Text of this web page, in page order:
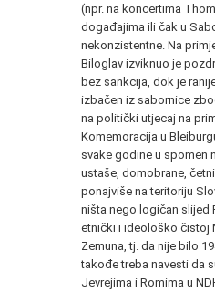
(npr. na koncertima
događajima ili čak u
nekonzistentne. Na
Biloglav izviknuo je
bez sankcija, dok je
izbačen iz sabornice
na politički utjecaj na
Komemoracija u
svake godine u spomen
ustaše, domobrane,
ponajviše na teritoriju
ništa nego logičan slijed
etnički i ideološko čistoj
Zemuna, tj. da nije bilo
takođe treba navesti da
Jevrejima i Romima u